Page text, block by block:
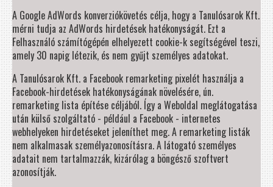
A Google AdWords konverziókövetés célja, hogy a Tanulósarok Kft.
mérni tudja az AdWords hirdetések hatékonyságát. Ezt a
Felhasználó számítógépén elhelyezett cookie-k segítségével teszi,
amely 30 napig létezik, és nem gyűjt személyes adatokat.
A Tanulósarok Kft. a Facebook remarketing pixelét használja a
Facebook-hirdetések hatékonyságának növelésére, ún.
remarketing lista építése céljából. Így a Weboldal meglátogatása
után külső szolgáltató - például a Facebook - internetes
webhelyeken hirdetéseket jeleníthet meg. A remarketing listák
nem alkalmasak személyazonosításra. A látogató személyes
adatait nem tartalmazzák, kizárólag a böngésző szoftvert
azonosítják.